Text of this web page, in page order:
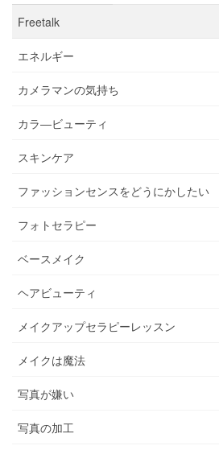
Freetalk
エネルギー
カメラマンの気持ち
カラ―ビューティ
スキンケア
ファッションセンスをどうにかしたい
フォトセラピー
ベースメイク
ヘアビューティ
メイクアップセラピーレッスン
メイクは魔法
写真が嫌い
写真の加工